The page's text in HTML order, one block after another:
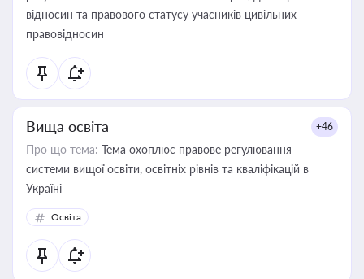
відносин та правового статусу учасників цивільних
правовідносин
Вища освіта +46
Про що тема: Тема охоплює правове регулювання
системи вищої освіти, освітніх рівнів та кваліфікацій в
Україні
Освіта